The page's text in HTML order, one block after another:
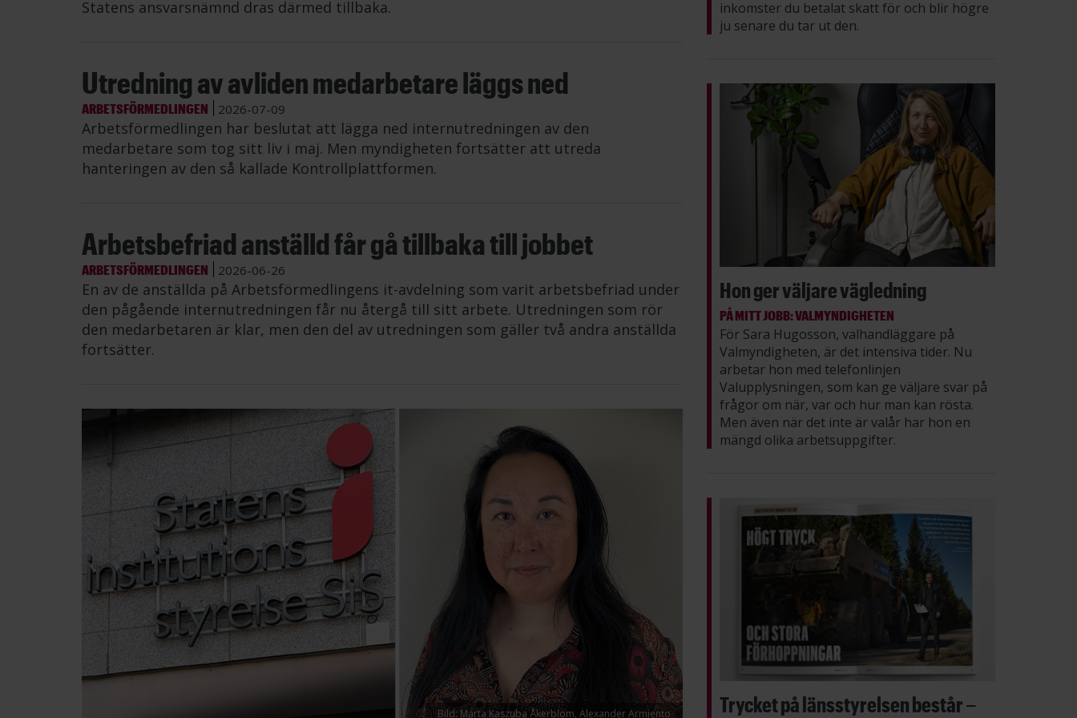
Statens ansvarsnämnd dras därmed tillbaka.
Utredning av avliden medarbetare läggs ned
ARBETSFÖRMEDLINGEN 2026-07-09
Arbetsförmedlingen har beslutat att lägga ned internutredningen av den
medarbetare som tog sitt liv i maj. Men myndigheten fortsätter att utreda
hanteringen av den så kallade Kontrollplattformen.
Arbetsbefriad anställd får gå tillbaka till jobbet
ARBETSFÖRMEDLINGEN 2026-06-26
En av de anställda på Arbetsförmedlingens it-avdelning som varit arbetsbefriad under
den pågående internutredningen får nu återgå till sitt arbete. Utredningen som rör
den medarbetaren är klar, men den del av utredningen som gäller två andra anställda
fortsätter.
Bild: Marta Kaszuba Åkerblom, Alexander Armiento
inkomster du betalat skatt för och blir högre
ju senare du tar ut den.
Hon ger väljare vägledning
PÅ MITT JOBB: VALMYNDIGHETEN
För Sara Hugosson, valhandläggare på
Valmyndigheten, är det intensiva tider. Nu
arbetar hon med telefonlinjen
Valupplysningen, som kan ge väljare svar på
frågor om när, var och hur man kan rösta.
Men även när det inte är valår har hon en
mängd olika arbetsuppgifter.
Trycket på länsstyrelsen består –